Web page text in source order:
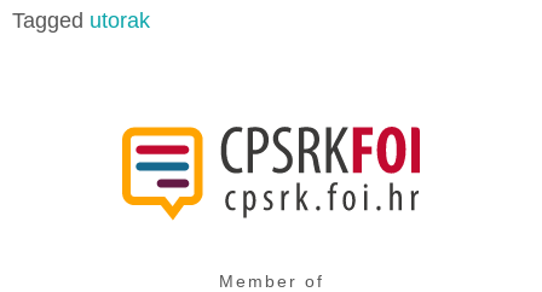
Tagged utorak
Member of